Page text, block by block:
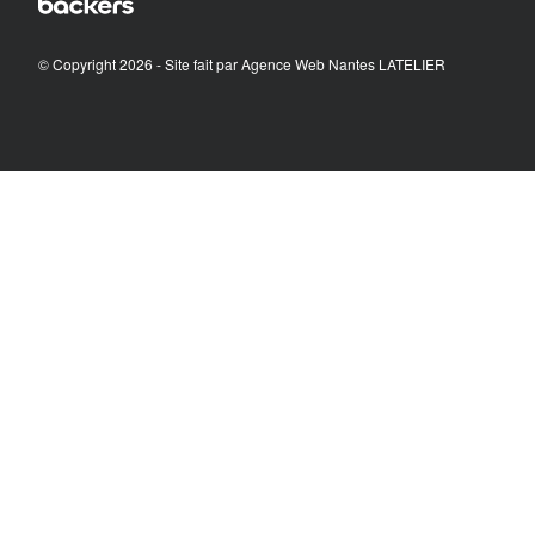
© Copyright 2026 - Site fait parAgence Web Nantes LATELIER